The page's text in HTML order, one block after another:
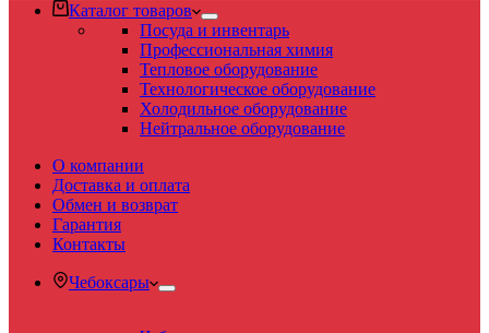
Каталог товаров
Посуда и инвентарь
Профессиональная химия
Тепловое оборудование
Технологическое оборудование
Холодильное оборудование
Нейтральное оборудование
О компании
Доставка и оплата
Обмен и возврат
Гарантия
Контакты
Чебоксары